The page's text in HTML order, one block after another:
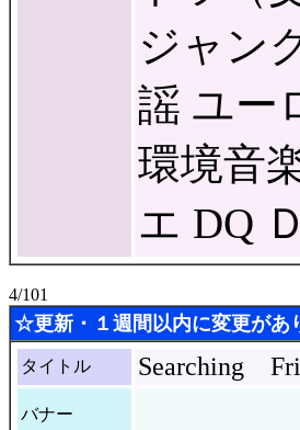
ジャン
謡 ユー
環境音
エ DQ
4/101
☆更新・１週間以内に変更が
タイトル Searching
バナー